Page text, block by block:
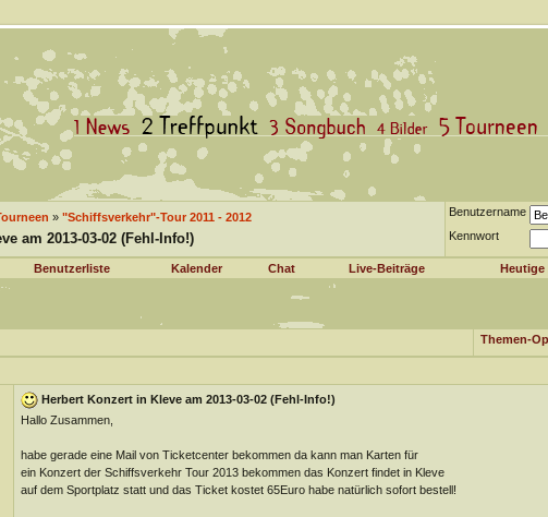
» "Schiffsverkehr"-Tour 2011 - 2012
am 2013-03-02 (Fehl-Info!)
Benutzername
Kennwort
Benutzerliste Kalender Chat Live-Beiträge Heutige
Themen-
Herbert Konzert in Kleve am 2013-03-02 (Fehl-Info!)
Hallo Zusammen,
habe gerade eine Mail von Ticketcenter bekommen da kann man Karten für
ein Konzert der Schiffsverkehr Tour 2013 bekommen das Konzert findet in Kleve
auf dem Sportplatz statt und das Ticket kostet 65Euro habe natürlich sofort bestell!